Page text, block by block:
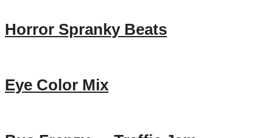
Horror Spranky Beats
Eye Color Mix